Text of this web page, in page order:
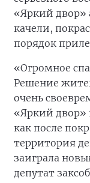
«Яркий двор»
качели,
порядок
«Огромное
Решение
очень
«Яркий двор»
как после
территория
заиграла
депутат